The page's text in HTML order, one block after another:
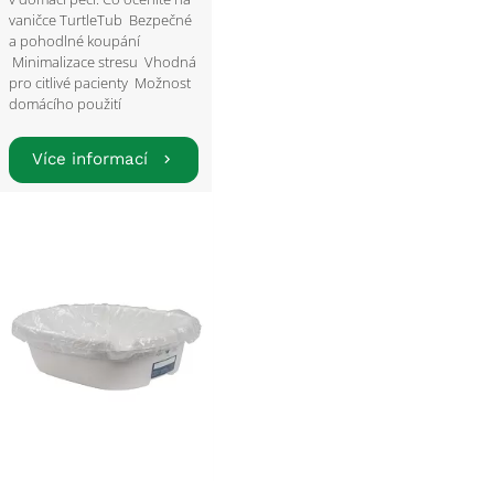
vaničce TurtleTub Bezpečné
a pohodlné koupání
Minimalizace stresu Vhodná
pro citlivé pacienty Možnost
domácího použití
Více informací